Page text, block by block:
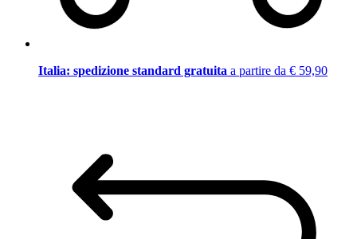
Italia: spedizione standard gratuita a partire da € 59,90